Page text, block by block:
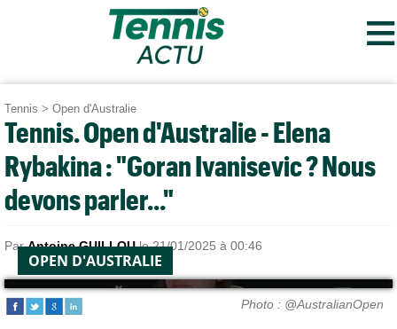
≡
Tennis > Open d'Australie
Tennis. Open d'Australie - Elena
Rybakina : "Goran Ivanisevic ? Nous
devons parler..."
ParAntoine GUILLOUle 21/01/2025 à 00:46
OPEN D'AUSTRALIE
Photo : @AustralianOpen